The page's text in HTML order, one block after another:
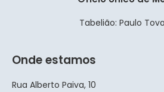
Tabelião: Paulo
Onde estamos
Rua Alberto Paiva, 10